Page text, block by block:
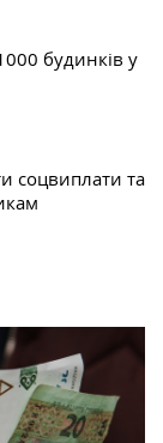
будинків у
соцвиплати та